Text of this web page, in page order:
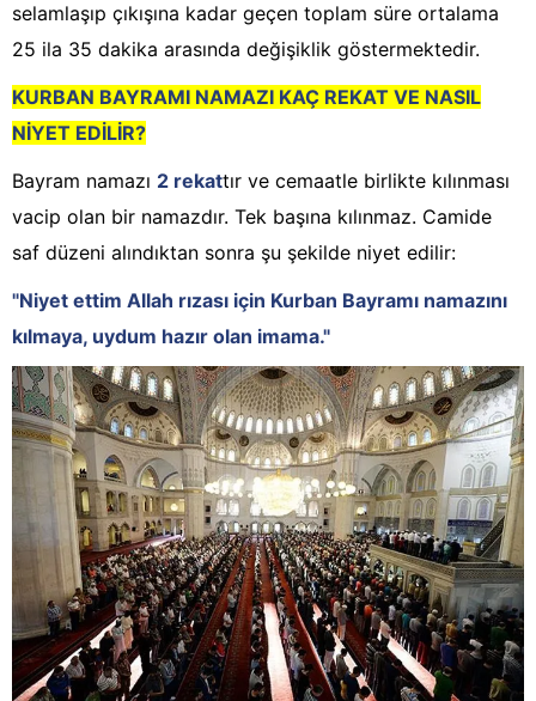
selamlaşıp çıkışına kadar geçen toplam süre ortalama
25 ila 35 dakika arasında değişiklik göstermektedir.
KURBAN BAYRAMI NAMAZI KAÇ REKAT VE NASIL
NİYET EDİLİR?
Bayram namazı 2 rekattır ve cemaatle birlikte kılınması
vacip olan bir namazdır. Tek başına kılınmaz. Camide
saf düzeni alındıktan sonra şu şekilde niyet edilir:
"Niyet ettim Allah rızası için Kurban Bayramı namazını
kılmaya, uydum hazır olan imama."